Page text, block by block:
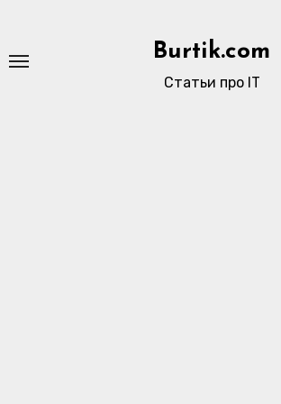
содержимому
Burtik.com
Статьи про IT